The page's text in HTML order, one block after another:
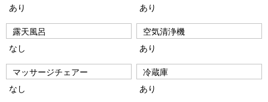
あり
あり
露天風呂
なし
空気清浄機
あり
マッサージチェアー
なし
冷蔵庫
あり